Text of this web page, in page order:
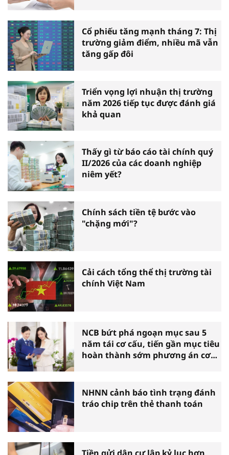
Cổ phiếu tăng mạnh tháng 7: Thị
trường giảm điểm, nhiều mã vẫn
tăng gấp đôi
Triển vọng lợi nhuận thị trường
năm 2026 tiếp tục được đánh giá
khả quan
Thấy gì từ báo cáo tài chính quý
II/2026 của các doanh nghiệp
niêm yết?
Chính sách tiền tệ bước vào
"chặng mới"?
Cải cách tổng thể thị trường tài
chính Việt Nam
NCB bứt phá ngoạn mục sau 5
năm tái cơ cấu, tiến gần mục tiêu
hoàn thành sớm phương án cơ
NHNN cảnh báo tình trạng đánh
tráo chip trên thẻ thanh toán